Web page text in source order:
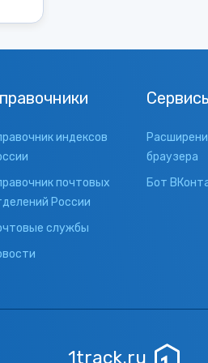
индексов
почтовых
России
службы
браузера
Бот
1track.ru